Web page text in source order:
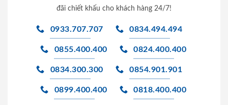
đãi chiết khấu cho khách hàng 24/7!
0933.707.707 0834.494.494
0855.400.400 0824.400.400
0834.300.300 0854.901.901
0899.400.400 0818.400.400